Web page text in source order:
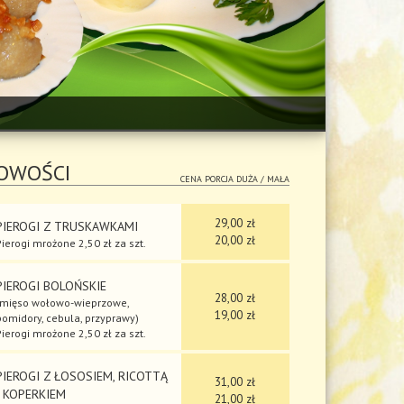
CENA PORCJA DUŻA / MAŁA
Z TRUSKAWKAMI
mrożone 2,50 zł za szt.
29,00 zł
20,00 zł
BOLOŃSKIE
wołowo-wieprzowe,
cebula, przyprawy)
mrożone 2,50 zł za szt.
28,00 zł
19,00 zł
Z ŁOSOSIEM, RICOTTĄ
31,00 zł
21,00 zł